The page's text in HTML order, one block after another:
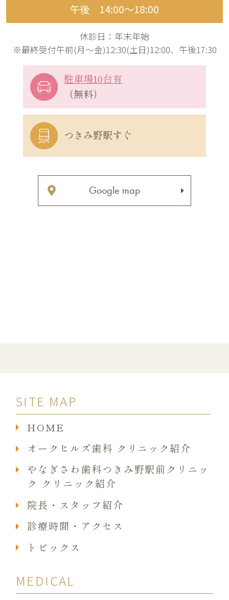
午後 14:00〜18:00
休診日：年末年始
※最終受付午前(月～金)12:30(土日)12:00、午後17:30
駐車場10台有
（無料）
つきみ野駅すぐ
Google map
SITE MAP
HOME
オークヒルズ歯科 クリニック紹介
やなぎさわ歯科つきみ野駅前クリニッ
ク クリニック紹介
院長・スタッフ紹介
診療時間・アクセス
トピックス
MEDICAL